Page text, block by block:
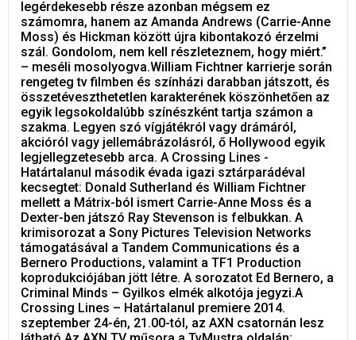
legérdekesebb része azonban mégsem ez
számomra, hanem az Amanda Andrews (Carrie-Anne
Moss) és Hickman között újra kibontakozó érzelmi
szál. Gondolom, nem kell részleteznem, hogy miért.”
– meséli mosolyogva.William Fichtner karrierje során
rengeteg tv filmben és színházi darabban játszott, és
összetéveszthetetlen karakterének köszönhetően az
egyik legsokoldalúbb színészként tartja számon a
szakma. Legyen szó vígjátékról vagy drámáról,
akcióról vagy jellemábrázolásról, ő Hollywood egyik
legjellegzetesebb arca. A Crossing Lines -
Határtalanul második évada igazi sztárparádéval
kecsegtet: Donald Sutherland és William Fichtner
mellett a Mátrix-ból ismert Carrie-Anne Moss és a
Dexter-ben játszó Ray Stevenson is felbukkan. A
krimisorozat a Sony Pictures Television Networks
támogatásával a Tandem Communications és a
Bernero Productions, valamint a TF1 Production
koprodukciójában jött létre. A sorozatot Ed Bernero, a
Criminal Minds – Gyilkos elmék alkotója jegyzi.A
Crossing Lines – Határtalanul premiere 2014.
szeptember 24-én, 21.00-tól, az AXN csatornán lesz